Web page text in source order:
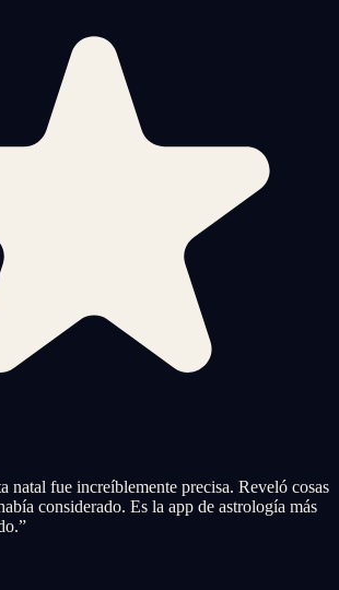
natal fue increíblemente precisa. Reveló cosas
considerado. Es la app de astrología más
”